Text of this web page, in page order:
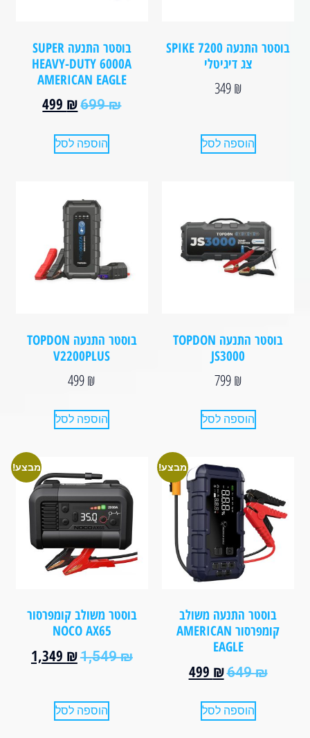
בוסטר התנעה SPIKE 7200
צג דיגיטלי
349₪
הוספה לסל
בוסטר התנעה SUPER
HEAVY-DUTY 6000A
AMERICAN EAGLE
699₪
499 ₪
הוספה לסל
בוסטר התנעה TOPDON
JS3000
799₪
הוספה לסל
בוסטר התנעה TOPDON
V2200PLUS
499₪
הוספה לסל
מבצע!
בוסטר התנעה משולב
קומפרסור AMERICAN
EAGLE
649₪
499 ₪
הוספה לסל
מבצע!
בוסטר משולב קומפרסור
NOCO AX65
1,549₪
1,349 ₪
הוספה לסל